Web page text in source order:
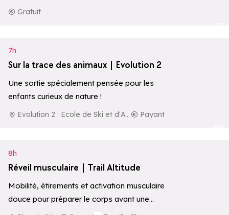
Jours Heureux », un…
Gratuit
7h
Sur la trace des animaux | Evolution 2
Une sortie spécialement pensée pour les
enfants curieux de nature !
Evolution 2 : Ecole de Ski et d'Aventure
Payant
8h
Réveil musculaire | Trail Altitude
Mobilité, étirements et activation musculaire
douce pour préparer le corps avant une
journée active en montagne.